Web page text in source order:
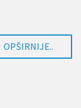
OPŠIRNIJE..